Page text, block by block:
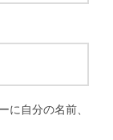
に自分の名前、